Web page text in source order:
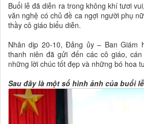
Buổi lễ đã diễn ra trong không khí tươi
văn nghệ có chủ đề ca ngợi người phụ
thầy cô giáo biểu diễn.
Nhân dịp 20-10, Đảng ủy – Ban Giám
thanh niên đã gửi đến các cô giáo,
những lời chúc tốt đẹp và những bó hoa
Sau đây là một số hình ảnh của buổi